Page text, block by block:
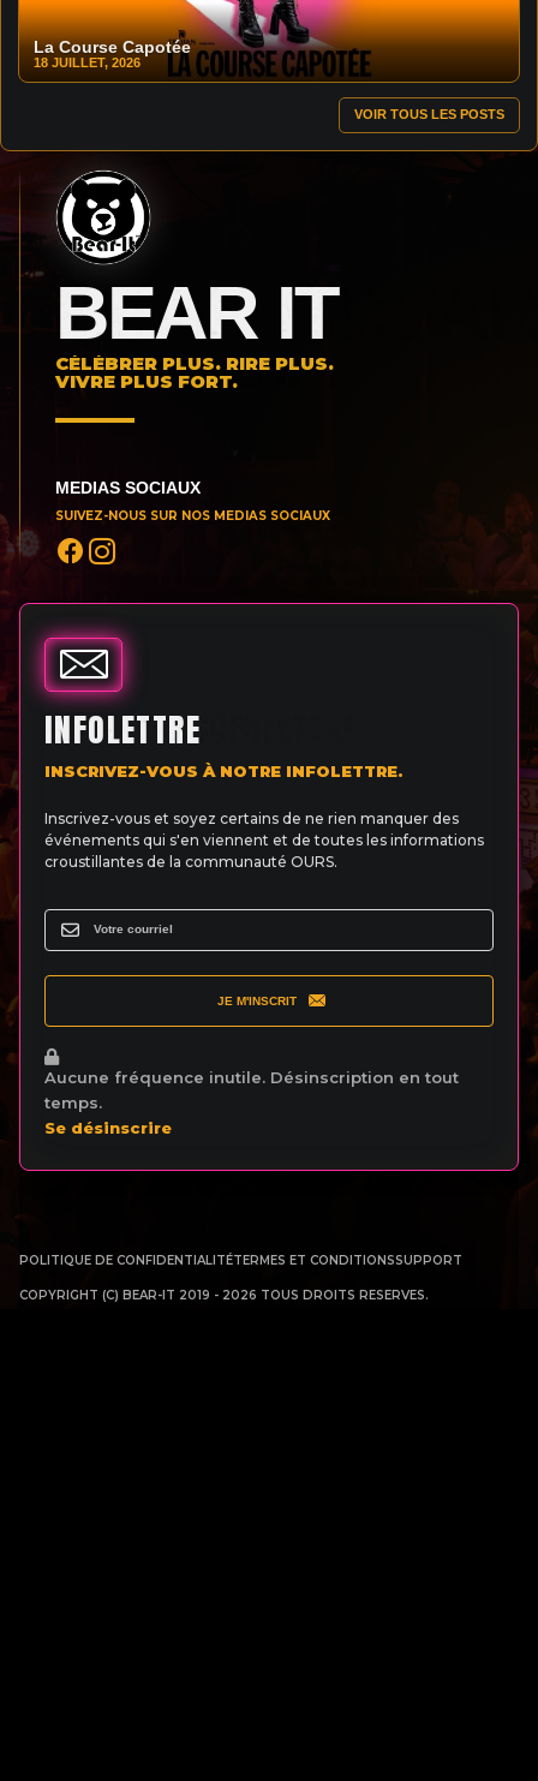
La Course Capotée
18 JUILLET, 2026
VOIR TOUS LES POSTS
BEAR IT
CÉLÉBRER PLUS. RIRE PLUS.
VIVRE PLUS FORT.
MEDIAS SOCIAUX
SUIVEZ-NOUS SUR NOS MEDIAS SOCIAUX
INFOLETTRE
INSCRIVEZ-VOUS À NOTRE INFOLETTRE.
Inscrivez-vous et soyez certains de ne rien manquer des
événements qui s'en viennent et de toutes les informations
croustillantes de la communauté OURS.
JE M'INSCRIT
Aucune fréquence inutile. Désinscription en tout
temps.
Se désinscrire
POLITIQUE DE CONFIDENTIALITÉTERMES ET CONDITIONSSUPPORT
COPYRIGHT (C) BEAR-IT 2019 - 2026 TOUS DROITS RESERVES.